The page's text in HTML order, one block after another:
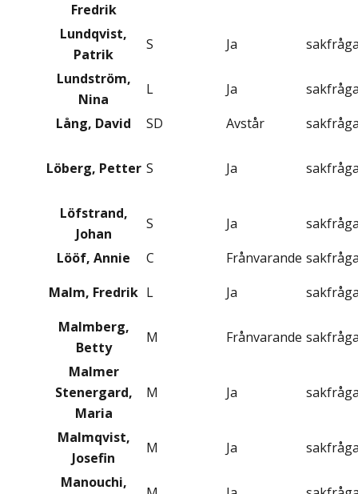
Fredrik
Lundqvist,
Patrik
S Ja
Lundström,
Nina
L Ja
Lång, David
SD Avstår
Löberg, Petter S Ja
Löfstrand,
Johan
S Ja
Lööf, Annie
C Frånvarande
Malm, Fredrik L Ja
Malmberg,
Betty
M Frånvarande
Malmer
Stenergard,
Maria
M Ja
Malmqvist,
Josefin
M Ja
Manouchi,